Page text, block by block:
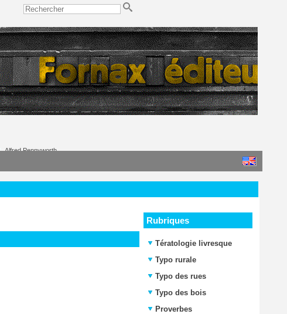
Alfred Pennyworth
Rubriques
Tératologie livresque
Typo rurale
Typo des rues
Typo des bois
Proverbes